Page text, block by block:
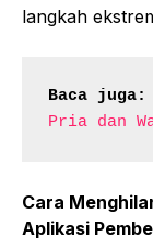
langkah
Baca juga:
Pria dan
Cara
Aplikasi